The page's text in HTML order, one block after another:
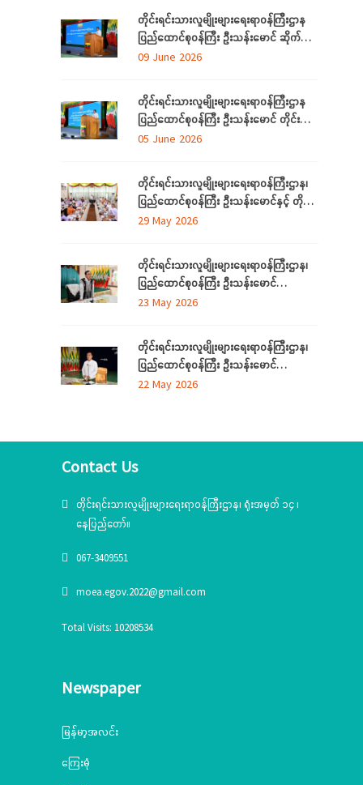
အသင်းအဖွဲ့များနှင့် တွေ့ဆုံဆွေးနွေး
တိုင်းရင်းသားလူမျိုးများရေးရာဝန်ကြီးဌာန
ပြည်ထောင်စုဝန်ကြီး ဦးသန်းမောင် ဆိုက်ဘာ
လုံခြုံရေး (Cyber Security) ဆိုင်ရာ
ရောက်
09 June 2026
တိုင်းရင်းသားလူမျိုးများရေးရာဝန်ကြီးဌာန
ပြည်ထောင်စုဝန်ကြီး ဦးသန်းမောင် တိုင်း
ဒေသကြီးနှင့် ပြည်နယ်များမှ
တိုင်းရင်းသားစာပေနှင့် ယဉ်ကျေးမှု
အသင်းအဖွဲ့ ကိုယ်စားလှယ်များအား တည်
ခင်းဧည့်ခံသည့် ဂုဏ်ပြုညစာစားပွဲသို့တက်
ရောက်
05 June 2026
တိုင်းရင်းသားလူမျိုးများရေးရာဝန်ကြီးဌာန၊
ပြည်ထောင်စုဝန်ကြီး ဦးသန်းမောင်နှင့် တိုင်း
ဒေသကြီးနှင့်ပြည်နယ် တိုင်းရင်းသား
အစည်းအဝေး ကျင်းပ
29 May 2026
တိုင်းရင်းသားလူမျိုးများရေးရာဝန်ကြီးဌာန၊
ပြည်ထောင်စုဝန်ကြီး ဦးသန်းမောင်
ကရင်ပြည်နယ် အတွင်းရှိ တိုင်းရင်းသား
တွေ့ဆုံဆွေးနွေး၊ ဝန်ထမ်းများနှင့်တွေ့ဆုံအမှာ
စကားပြောကြား
23 May 2026
တိုင်းရင်းသားလူမျိုးများရေးရာဝန်ကြီးဌာန၊
ပြည်ထောင်စုဝန်ကြီး ဦးသန်းမောင်
မွန်ပြည်နယ် အတွင်းရှိ တိုင်းရင်းသားစာပေ
22 May 2026
Contact Us
တိုင်းရင်းသားလူမျိုးများရေးရာဝန်ကြီးဌာန၊ ရုံးအမှတ် ၁၄ ၊
နေပြည်တော်။
067-3409551
moea.egov.2022@gmail.com
Total Visits: 10208534
Newspaper
မြန်မာ့အလင်း
ကြေးမုံ